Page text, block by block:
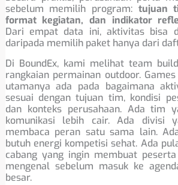
sebelum memilih program: tujuan
format kegiatan, dan indikator
Dari empat data ini, aktivitas bisa
daripada memilih paket hanya dari
Di BoundEx, kami melihat team
rangkaian permainan outdoor.
utamanya ada pada bagaimana
sesuai dengan tujuan tim, kondisi
dan konteks perusahaan. Ada tim
komunikasi lebih cair. Ada divisi
membaca peran satu sama lain.
butuh energi kompetisi sehat. Ada
cabang yang ingin membuat
mengenal sebelum masuk ke
besar.